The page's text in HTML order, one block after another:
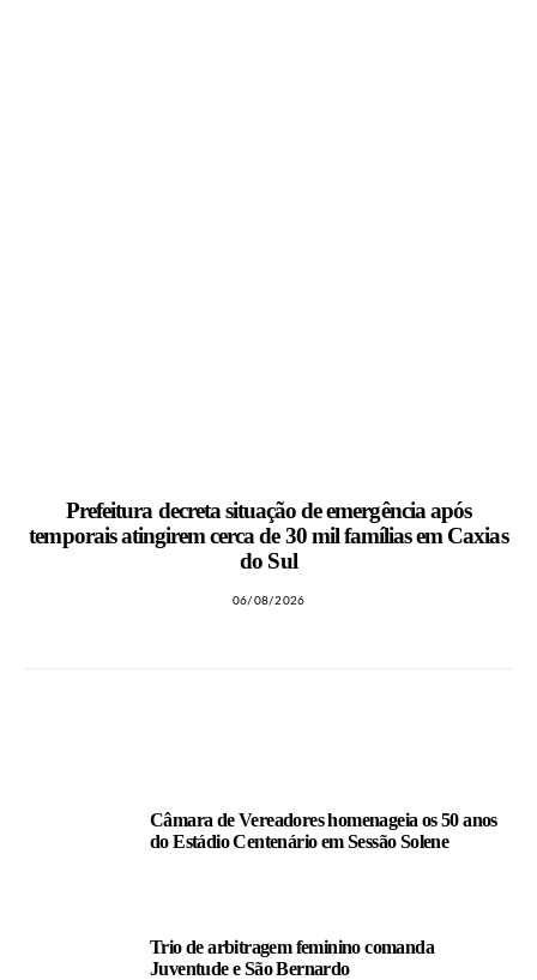
Prefeitura decreta situação de emergência após
temporais atingirem cerca de 30 mil famílias em Caxias
do Sul
06/08/2026
Câmara de Vereadores homenageia os 50 anos
do Estádio Centenário em Sessão Solene
Trio de arbitragem feminino comanda
Juventude e São Bernardo